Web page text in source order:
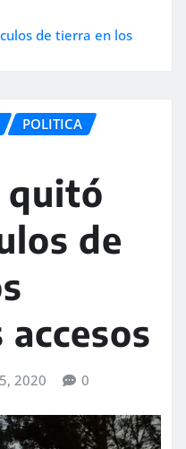
de tierra en los
POLITICA
quitó
de
2020 0